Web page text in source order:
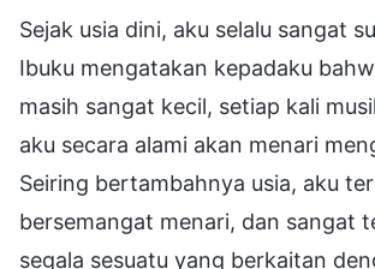
Sejak usia dini, aku selalu sangat
Ibuku mengatakan kepadaku
masih sangat kecil, setiap kali
aku secara alami akan menari
Seiring bertambahnya usia, aku
bersemangat menari, dan sangat
segala sesuatu yang berkaitan